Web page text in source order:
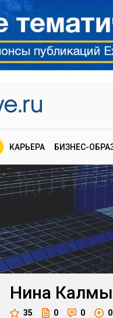
КАРЬЕРА БИЗНЕС-
Нина
35 0 0 0